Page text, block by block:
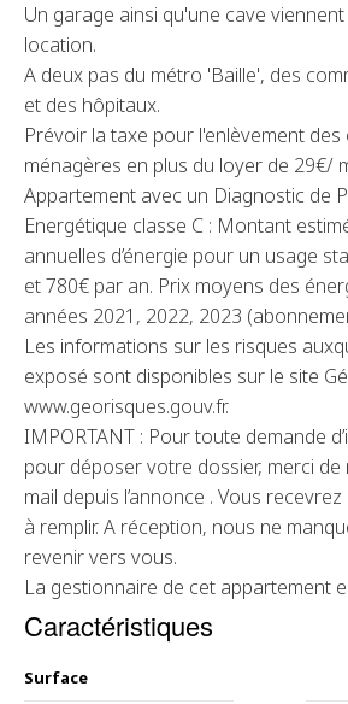
Un garage ainsi qu'une cave
location.
A deux pas du métro 'Baille', des
et des hôpitaux.
Prévoir la taxe pour l'enlèvement
ménagères en plus du loyer de 29€/
Appartement avec un Diagnostic de
Energétique classe C : Montant
annuelles d’énergie pour un usage
et 780€ par an. Prix moyens des
années 2021, 2022, 2023
Les informations sur les risques
exposé sont disponibles sur le site
www.georisques.gouv.fr.
IMPORTANT : Pour toute demande
pour déposer votre dossier, merci
mail depuis l’annonce . Vous
à remplir. A réception, nous ne
revenir vers vous.
La gestionnaire de cet appartement
Caractéristiques
Surface